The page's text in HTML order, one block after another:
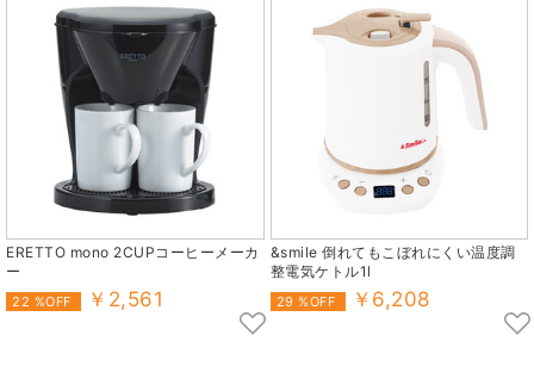
ERETTO mono 2CUPコーヒーメーカ
ー
22 %OFF ￥2,561
&smile 倒れてもこぼれにくい温度調
整電気ケトル1l
29 %OFF ￥6,208